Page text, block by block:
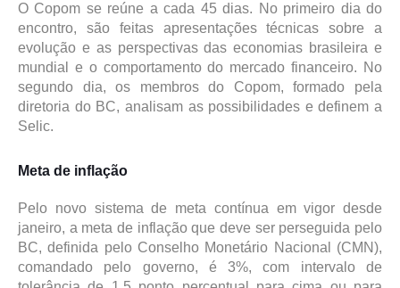
O Copom se reúne a cada 45 dias. No primeiro dia do
encontro, são feitas apresentações técnicas sobre a
evolução e as perspectivas das economias brasileira e
mundial e o comportamento do mercado financeiro. No
segundo dia, os membros do Copom, formado pela
diretoria do BC, analisam as possibilidades e definem a
Selic.
Meta de inflação
Pelo novo sistema de meta contínua em vigor desde
janeiro, a meta de inflação que deve ser perseguida pelo
BC, definida pelo Conselho Monetário Nacional (CMN),
comandado pelo governo, é 3%, com intervalo de